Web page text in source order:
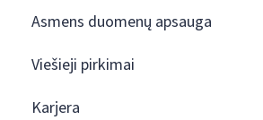
Asmens duomenų apsauga
Viešieji pirkimai
Karjera